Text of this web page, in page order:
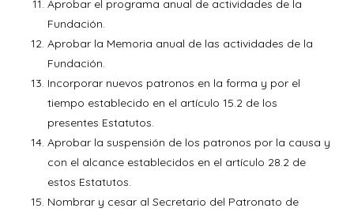
Aprobar el programa anual de actividades de la
Fundación.
Aprobar la Memoria anual de las actividades de la
Fundación.
Incorporar nuevos patronos en la forma y por el
tiempo establecido en el artículo 15.2 de los
presentes Estatutos.
Aprobar la suspensión de los patronos por la causa y
con el alcance establecidos en el artículo 28.2 de
estos Estatutos.
Nombrar y cesar al Secretario del Patronato de